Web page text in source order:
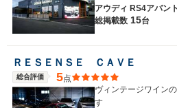
アウディ RS4アバン
総掲載数 15台
ＲＥＳＥＮＳＥ ＣＡＶＥ
総合評価 5点
ヴィンテージワイン
す